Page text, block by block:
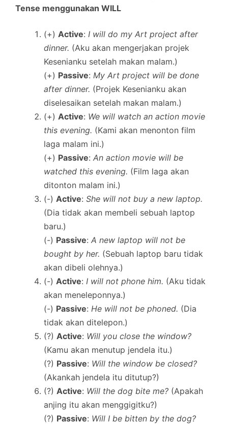
Tense menggunakan WILL
(+) Active: I will do my Art project after
dinner. (Aku akan mengerjakan projek
Kesenianku setelah makan malam.)
(+) Passive: My Art project will be done
after dinner. (Projek Kesenianku akan
diselesaikan setelah makan malam.)
(+) Active: We will watch an action movie
this evening. (Kami akan menonton film
laga malam ini.)
(+) Passive: An action movie will be
watched this evening. (Film laga akan
ditonton malam ini.)
(-) Active: She will not buy a new laptop.
(Dia tidak akan membeli sebuah laptop
baru.)
(-) Passive: A new laptop will not be
bought by her. (Sebuah laptop baru tidak
akan dibeli olehnya.)
(-) Active: I will not phone him. (Aku tidak
akan meneleponnya.)
(-) Passive: He will not be phoned. (Dia
tidak akan ditelepon.)
(?) Active: Will you close the window?
(Kamu akan menutup jendela itu.)
(?) Passive: Will the window be closed?
(Akankah jendela itu ditutup?)
(?) Active: Will the dog bite me? (Apakah
anjing itu akan menggigitku?)
(?) Passive: Will I be bitten by the dog?